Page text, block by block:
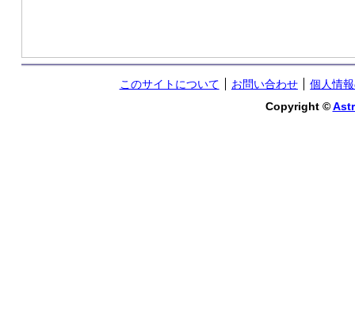
このサイトについて お問い合わせ
個人情
Copyright ©